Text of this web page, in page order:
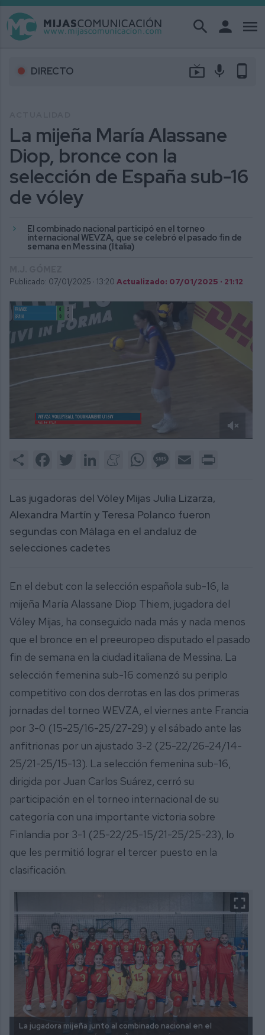
search person menu
DIRECTO live_tv mic phone_android
La mijeña María Alassane
Diop, bronce con la
selección de España sub-16
de vóley
El combinado nacional participó en el torneo
internacional WEVZA, que se celebró el pasado fin de
semana en Messina (Italia)
Publicado: 07/01/2025 · 13:20 Actualizado: 07/01/2025 · 21:12
2
Share FacebookTwitter LinkedInMeneameWhatsAppMessage
Email
Las jugadoras del Vóley Mijas Julia Lizarza,
Alexandra Martín y Teresa Polanco fueron
segundas con Málaga en el andaluz de
selecciones cadetes
En el debut con la selección española sub-16, la
mijeña María Alassane Diop Thiem, jugadora del
Vóley Mijas, ha conseguido nada más y nada menos
que el bronce en el preeuropeo disputado el pasado
fin de semana en la ciudad italiana de Messina. La
selección femenina sub-16 comenzó su periplo
competitivo con dos derrotas en las dos primeras
jornadas del torneo WEVZA, el viernes ante Francia
por 3-0 (15-25/16-25/27-29) y el sábado ante las
anfitrionas por un ajustado 3-2 (25-22/26-24/14-
25/21-25/15-13). La selección femenina sub-16,
dirigida por Juan Carlos Suárez, cerró su
participación en el torneo internacional de su
categoría con una importante victoria sobre
Finlandia por 3-1 (25-22/25-15/21-25/25-23), lo
que les permitió lograr el tercer puesto en la
clasificación.
La jugadora mijeña junto al combinado nacional en el